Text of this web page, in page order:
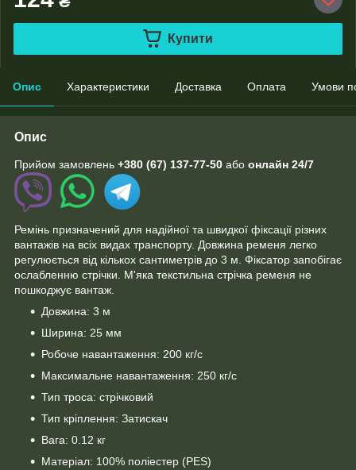
Купити
Опис Характеристики Доставка Оплата Умови
Опис
Прийом замовлень +380 (67) 137-77-50 або онлайн 24/7
Ремінь призначений для надійної та швидкої фіксації різних
вантажів на всіх видах транспорту. Довжина ременя легко
регулюється від кількох сантиметрів до 3 м. Фіксатор запобігає
ослабленню стрічки. М'яка текстильна стрічка ременя не
пошкоджує вантаж.
Довжина: 3 м
Ширина: 25 мм
Робоче навантаження: 200 кг/с
Максимальне навантаження: 250 кг/с
Тип троса: стрічковий
Тип кріплення: Затискач
Вага: 0.12 кг
Матеріал: 100% поліестер (PES)